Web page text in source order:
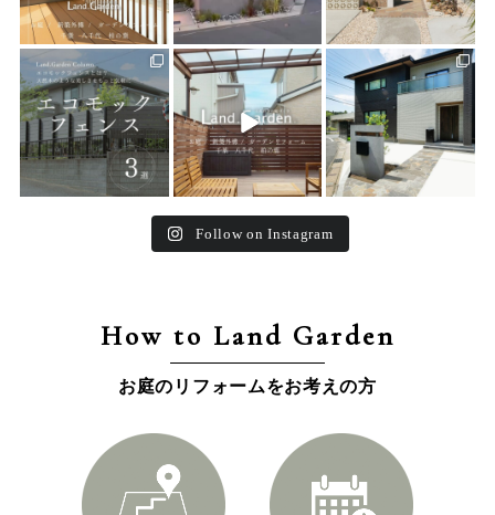
land_garden
15 0
land_garden
32 0
land_garden
24 0
Follow on Instagram
How to Land Garden
お庭のリフォームをお考えの方